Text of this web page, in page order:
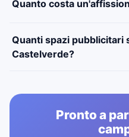
Quanto costa
Quanti spazi pubblicitari
Castelverde?
Pronto a